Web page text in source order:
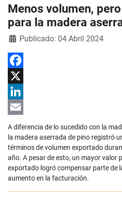
Menos volumen,
para la madera
Detalles
Publicado: 04 Abril 2024
Facebook
X
LinkedIn
Email
A diferencia de lo sucedido con la
la madera aserrada de pino registró
términos de volumen exportado
año. A pesar de esto, un mayor valor
exportado logró compensar parte de
aumento en la facturación.